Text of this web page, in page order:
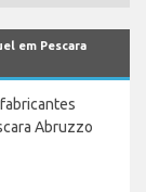
em Pescara
Abruzzo